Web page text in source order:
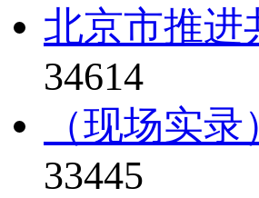
北京市推进
34614
（现场实
33445